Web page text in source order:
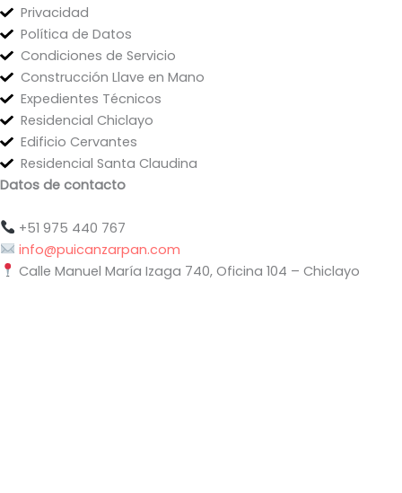
Privacidad
Política de Datos
Condiciones de Servicio
Construcción Llave en Mano
Expedientes Técnicos
Residencial Chiclayo
Edificio Cervantes
Residencial Santa Claudina
Datos de contacto
+51 975 440 767
info@puicanzarpan.com
Calle Manuel María Izaga 740, Oficina 104 – Chiclayo